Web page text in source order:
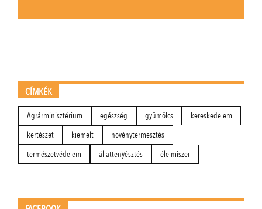
CÍMKÉK
Agrárminisztérium egészség gyümölcs
kereskedelem
kertészet
kiemelt
növénytermesztés
természetvédelem
állattenyésztés élelmiszer